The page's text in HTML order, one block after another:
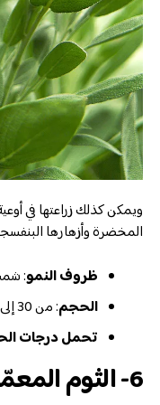
ويمكن كذلك زراعتها في
المخضرة وأزهارها
ظروف النمو:
الحجم: من 30 إلى 90 سم ارتفاعًا، ومن 60 إلى 90 سم عرضًا
تحمل درجات
6- الثوم المعمّر